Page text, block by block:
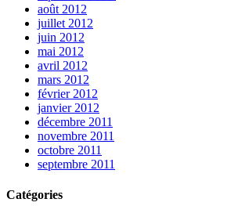
août 2012
juillet 2012
juin 2012
mai 2012
avril 2012
mars 2012
février 2012
janvier 2012
décembre 2011
novembre 2011
octobre 2011
septembre 2011
Catégories